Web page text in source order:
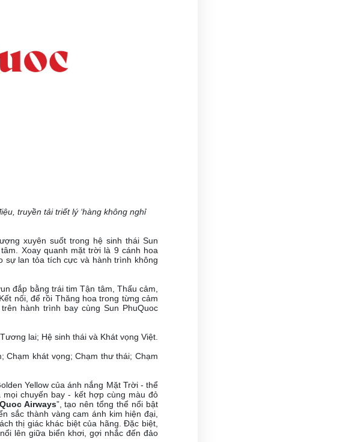
truyền tải triết lý ‘hàng không nghỉ
xuyên suốt trong hệ sinh thái Sun
Xoay quanh mặt trời là 9 cánh hoa
sự lan tỏa tích cực và hành trình không
đắp bằng trái tim Tận tâm, Thấu cảm,
nối, để rồi Thăng hoa trong từng cảm
hành trình bay cùng Sun PhuQuoc
lai; Hệ sinh thái và Khát vọng Việt.
Chạm khát vọng; Chạm thư thái; Chạm
Yellow của ánh nắng Mặt Trời - thể
chuyến bay - kết hợp cùng màu đỏ
Airways”, tạo nên tổng thể nổi bật
sắc thành vàng cam ánh kim hiện đại,
thị giác khác biệt của hãng. Đặc biệt,
lên giữa biển khơi, gợi nhắc đến đảo